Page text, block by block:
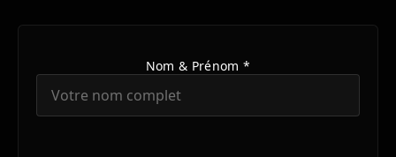
Nom & Prénom *